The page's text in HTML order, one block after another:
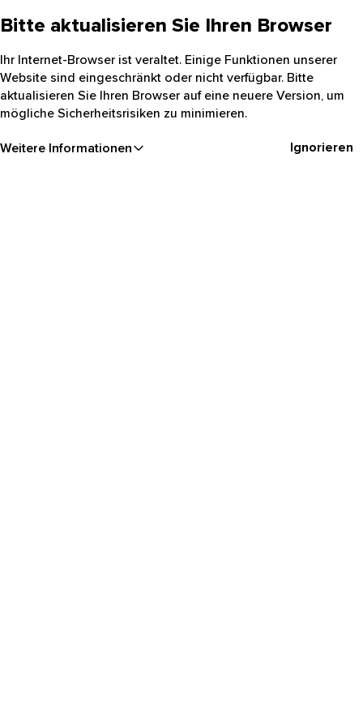
Bitte aktualisieren Sie Ihren Browser
Ihr Internet-Browser ist veraltet. Einige Funktionen unserer
Website sind eingeschränkt oder nicht verfügbar. Bitte
aktualisieren Sie Ihren Browser auf eine neuere Version, um
mögliche Sicherheitsrisiken zu minimieren.
Weitere Informationen Ignorieren